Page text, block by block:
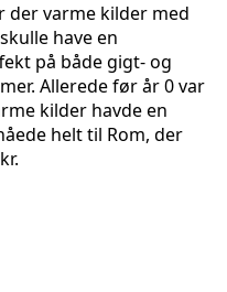
der varme kilder med
have en
på både gigt- og
Allerede før år 0 var
kilder havde en
helt til Rom, der